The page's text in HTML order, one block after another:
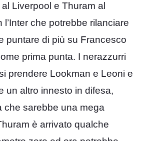
Liverpool e Thuram al
l’Inter che potrebbe rilanciare
puntare di più su Francesco
prima punta. I nerazzurri
prendere Lookman e Leoni e
un altro innesto in difesa,
che sarebbe una mega
è arrivato qualche